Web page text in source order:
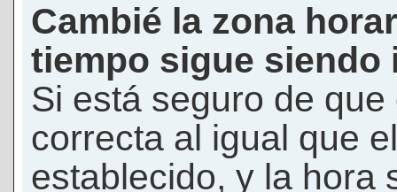
Cambié la zona
tiempo sigue siendo
Si está seguro de
correcta al igual que
establecido, y la hora